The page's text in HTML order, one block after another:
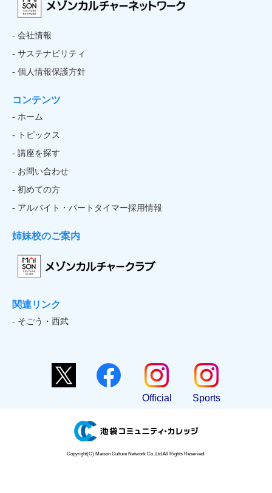
- 会社情報
- サステナビリティ
- 個人情報保護方針
コンテンツ
- ホーム
- トピックス
- 講座を探す
- お問い合わせ
- 初めての方
- アルバイト・パートタイマー採用情報
姉妹校のご案内
関連リンク
- そごう・西武
Official Sports
Copyright(C) Maison Culture Network Co.,Ltd.All Rights Reserved.